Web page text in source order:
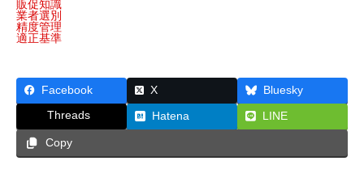
販促知識
業者選別
精度管理
適正基準
Facebook X
Bluesky
Threads
Hatena LINE
Copy